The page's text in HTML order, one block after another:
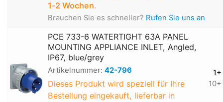
1‑2 Wochen.
Brauchen Sie es schneller? Rufen Sie uns an
PCE 733-6 WATERTIGHT 63A PANEL
MOUNTING APPLIANCE INLET, Angled,
IP67, blue/grey
Artikelnummer: 42-796
Dieses Produkt wird speziell für Ihre
Bestellung eingekauft, lieferbar in
1+
10+